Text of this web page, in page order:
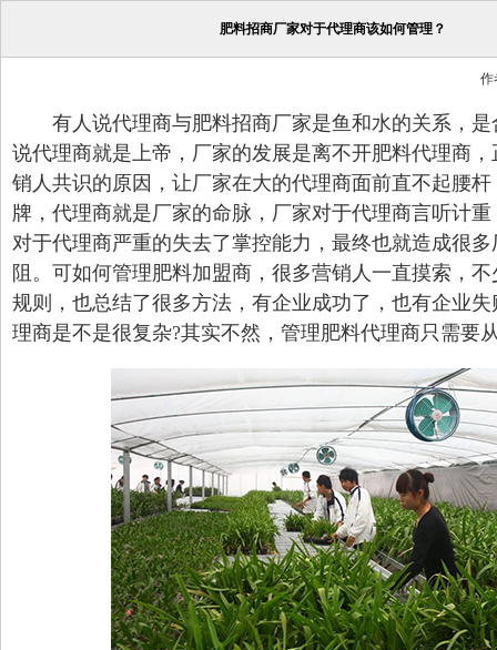
肥料招商厂家对于代理商该如何管理？
作
有人说代理商与肥料招商厂家是鱼和水的关系，是
说代理商就是上帝，厂家的发展是离不开肥料代理商
销人共识的原因，让厂家在大的代理商面前直不起腰
牌，代理商就是厂家的命脉，厂家对于代理商言听计
对于代理商严重的失去了掌控能力，最终也就造成很
阻。可如何管理肥料加盟商，很多营销人一直摸索，
规则，也总结了很多方法，有企业成功了，也有企业
理商是不是很复杂?其实不然，管理肥料代理商只需要